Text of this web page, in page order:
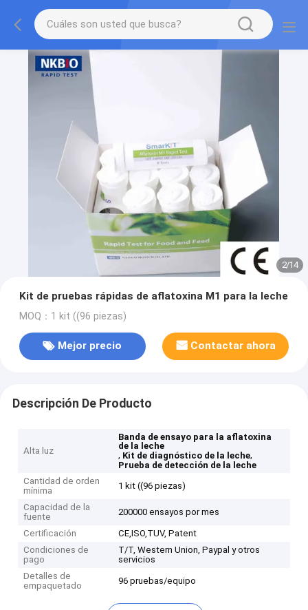
2/14
Kit de pruebas rápidas de aflatoxina M1 para la leche
MOQ：1 kit ((96 piezas)
Mejor precio Contactar ahora
Descripción De Producto
Alta luz
Banda de ensayo para la aflatoxina
de la leche
, Kit de diagnóstico de la leche,
Prueba de detección de la leche
Cantidad de orden
mínima
1 kit ((96 piezas)
Capacidad de la
fuente
200000 ensayos por mes
Certificación
CE,ISO,TUV, Patent
Condiciones de
pago
T/T, Western Union, Paypal y otros
servicios
Detalles de
empaquetado
96 pruebas/equipo